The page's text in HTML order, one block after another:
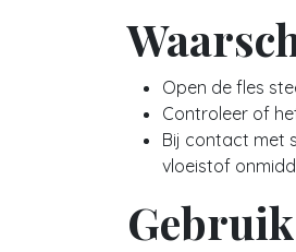
Open de fles
Controleer of
Bij contact met
vloeistof